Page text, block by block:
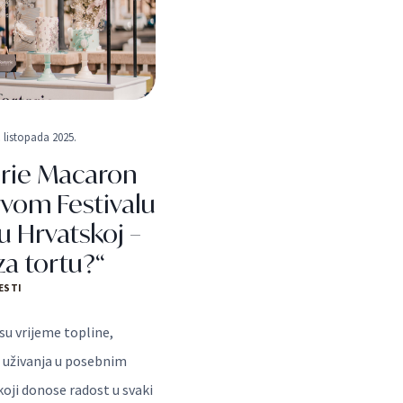
Macaron
Festivalu
Hrvatskoj –
tortu?“
listopada 2025.
vrijeme topline,
u posebnim
donose radost u svaki